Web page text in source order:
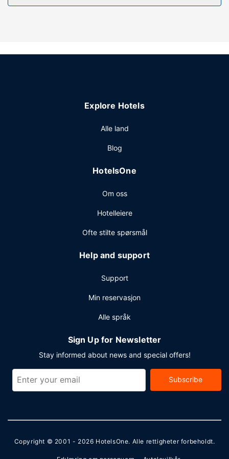
og concierge-tjenester. Dette hotellet har i tillegg
Gjester har tilgang til blant annet et forretningssenter,
Gjestene tilbys ubetjent parkering (inkludert) på stedet.
Explore Hotels
Alle land
Blog
HotelsOne
Om oss
Hotelleiere
Ofte stilte spørsmål
Help and support
Support
Min reservasjon
Alle språk
Sign Up for Newsletter
Stay informed about news and special offers!
Subscribe
Copyright © 2001 - 2026 HotelsOne. Alle rettigheter forbeholdt.